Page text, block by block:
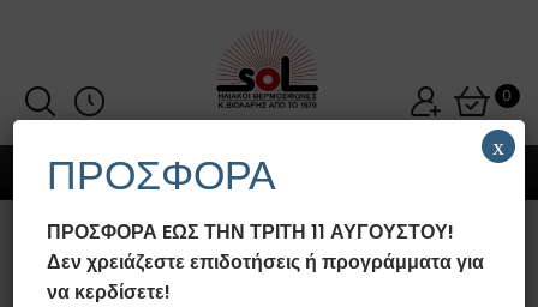
0
MENU
NEWSLETTER
ΠΡΟΣΦΟΡΑ
ΠΡΟΣΦΟΡΑ EΩΣ ΤΗΝ ΤΡΙΤΗ 11 ΑΥΓΟΥΣΤΟΥ!
Δεν χρειάζεστε επιδοτήσεις ή προγράμματα για
να κερδίσετε!
x